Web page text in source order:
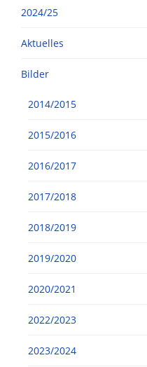
2024/25
Aktuelles
Bilder
2014/2015
2015/2016
2016/2017
2017/2018
2018/2019
2019/2020
2020/2021
2022/2023
2023/2024